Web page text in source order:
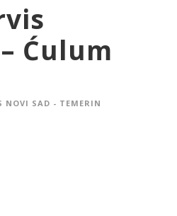
Ćulum
NOVI SAD - TEMERIN